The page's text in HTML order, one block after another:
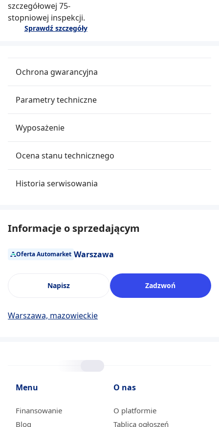
szczegółowej 75-
stopniowej inspekcji.
Sprawdź szczegóły
Ochrona gwarancyjna
Parametry techniczne
Wyposażenie
Ocena stanu technicznego
Historia serwisowania
Informacje o sprzedającym
Oferta Automarket Warszawa
Napisz Zadzwoń
Warszawa, mazowieckie
Menu
Finansowanie
Blog
O nas
O platformie
Tablica ogłoszeń